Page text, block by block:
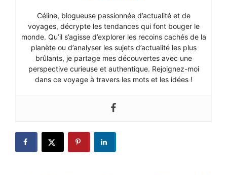
Céline, blogueuse passionnée d’actualité et de
voyages, décrypte les tendances qui font bouger le
monde. Qu’il s’agisse d’explorer les recoins cachés de la
planète ou d’analyser les sujets d’actualité les plus
brûlants, je partage mes découvertes avec une
perspective curieuse et authentique. Rejoignez-moi
dans ce voyage à travers les mots et les idées !